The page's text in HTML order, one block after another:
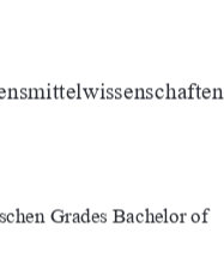
Grades Bachelor of